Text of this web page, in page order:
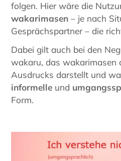
folgen. Hier wäre die
wakarimasen – je nach
Gesprächspartner – die
Dabei gilt auch bei den
wakaru, das wakarimasen
Ausdrucks darstellt und
informelle und
Form.